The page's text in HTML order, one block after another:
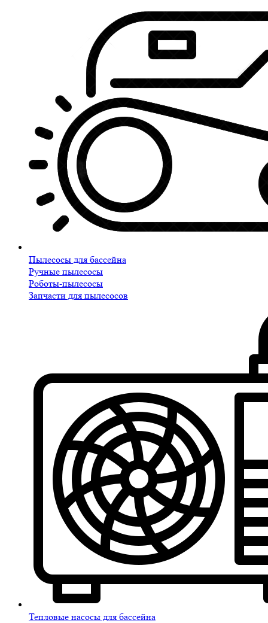
Пылесосы для бассейна
Ручные пылесосы
Роботы-пылесосы
Запчасти для пылесосов
Тепловые насосы для бассейна